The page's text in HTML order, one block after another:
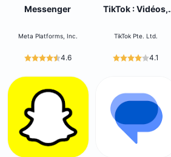
Messenger
Meta Platforms, Inc.
4.6
TikTok : Vidéos,
TikTok Pte. Ltd.
4.1